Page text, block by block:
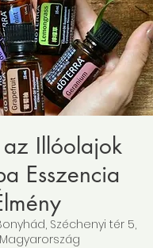
Illóolajok
Esszencia
Széchenyi tér 5,